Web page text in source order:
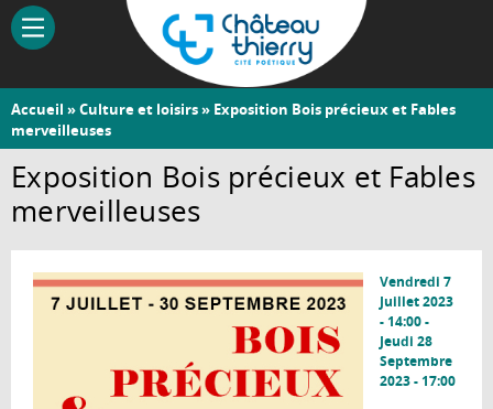
Aller
contenu
Château-
Thierry
Vous
êtes
ici
Accueil »Culture et loisirs» Exposition Bois précieux et Fables
merveilleuses
Exposition Bois précieux et Fables
merveilleuses
Vendredi 7
Juillet 2023
- 14:00-
Jeudi 28
Septembre
2023 - 17:00